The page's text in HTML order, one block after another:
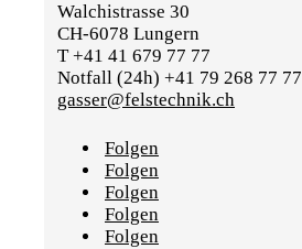
Walchistrasse 30
CH-6078 Lungern
T +41 41 679 77 77
Notfall (24h) +41 79 268 77 77
gasser@felstechnik.ch
Folgen
Folgen
Folgen
Folgen
Folgen